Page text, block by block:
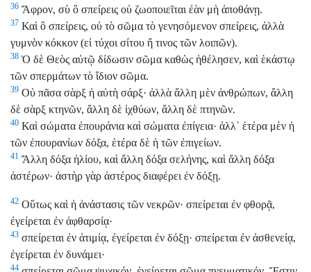
36 Ἄφρον, σὺ ὃ σπείρεις οὐ ζωοποιεῖται ἐὰν μὴ ἀποθάνῃ.
37 Καὶ ὃ σπείρεις, οὐ τὸ σῶμα τὸ γενησόμενον σπείρεις, ἀλλὰ
γυμνὸν κόκκον (εἰ τύχοι σίτου ἤ τινος τῶν λοιπῶν).
38 Ὁ δὲ Θεὸς αὐτῷ δίδωσιν σῶμα καθὼς ἠθέλησεν, καὶ ἑκάστῳ
τῶν σπερμάτων τὸ ἴδιον σῶμα.
39 Οὐ πᾶσα σὰρξ ἡ αὐτὴ σάρξ· ἀλλὰ ἄλλη μὲν ἀνθρώπων, ἄλλη
δὲ σὰρξ κτηνῶν, ἄλλη δὲ ἰχθύων, ἄλλη δὲ πτηνῶν.
40 Καὶ σώματα ἐπουράνια καὶ σώματα ἐπίγεια· ἀλλ᾿ ἑτέρα μὲν ἡ
τῶν ἐπουρανίων δόξα, ἑτέρα δὲ ἡ τῶν ἐπιγείων.
41 Ἄλλη δόξα ἡλίου, καὶ ἄλλη δόξα σελήνης, καὶ ἄλλη δόξα
ἀστέρων· ἀστὴρ γὰρ ἀστέρος διαφέρει ἐν δόξῃ.
42 Οὕτως καὶ ἡ ἀνάστασις τῶν νεκρῶν· σπείρεται ἐν φθορᾷ,
ἐγείρεται ἐν ἀφθαρσίᾳ·
43 σπείρεται ἐν ἀτιμίᾳ, ἐγείρεται ἐν δόξῃ· σπείρεται ἐν ἀσθενείᾳ,
ἐγείρεται ἐν δυνάμει·
44